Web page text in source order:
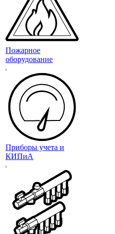
Пожарное
оборудование
Приборы учета и
КИПиА